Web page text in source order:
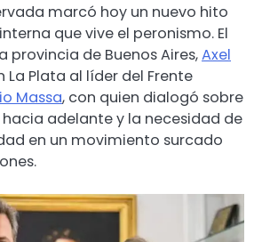
marcó hoy un nuevo hito
que vive el peronismo. El
provincia de Buenos Aires,Axel
La Plata al líder del Frente
Massa, con quien dialogó sobre
adelante y la necesidad de
en un movimiento surcado